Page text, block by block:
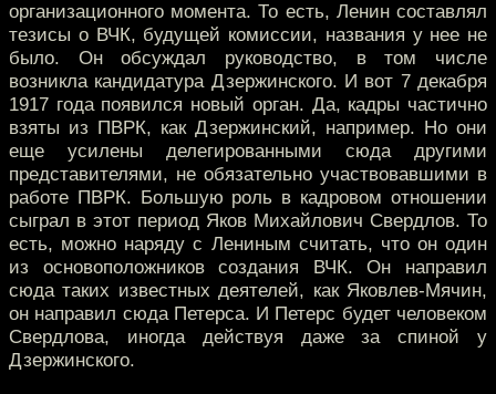
организационного момента. То есть, Ленин составлял
тезисы о ВЧК, будущей комиссии, названия у нее не
было. Он обсуждал руководство, в том числе
возникла кандидатура Дзержинского. И вот 7 декабря
1917 года появился новый орган. Да, кадры частично
взяты из ПВРК, как Дзержинский, например. Но они
еще усилены делегированными сюда другими
представителями, не обязательно участвовавшими в
работе ПВРК. Большую роль в кадровом отношении
сыграл в этот период Яков Михайлович Свердлов. То
есть, можно наряду с Лениным считать, что он один
из основоположников создания ВЧК. Он направил
сюда таких известных деятелей, как Яковлев-Мячин,
он направил сюда Петерса. И Петерс будет человеком
Свердлова, иногда действуя даже за спиной у
Дзержинского.